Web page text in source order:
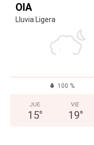
OIA
Lluvia Ligera
100 %
JUE
15°
VIE
19°